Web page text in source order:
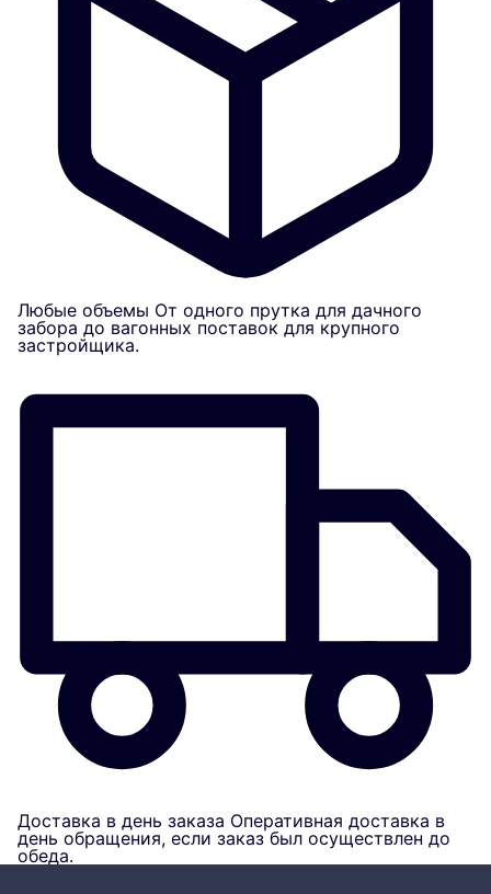
Любые объемы От одного прутка для дачного
забора до вагонных поставок для крупного
застройщика.
Доставка в день заказа Оперативная доставка в
день обращения, если заказ был осуществлен до
обеда.